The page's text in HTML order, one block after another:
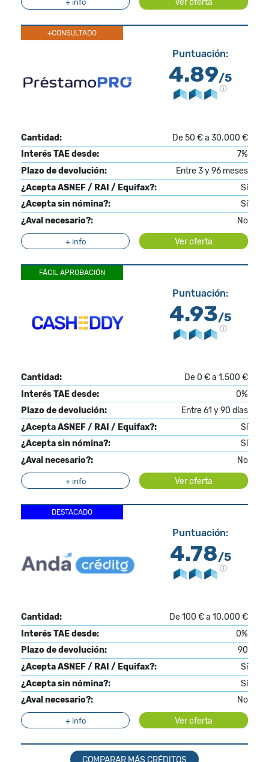
+ info
+CONSULTADO
Puntuación:
4.89/5
Cantidad:
De 50 € a 30.000 €
Interés TAE desde:
7%
Plazo de devolución:
Entre 3 y 96 meses
¿Acepta ASNEF / RAI / Equifax?:
Sí
¿Acepta sin nómina?:
Sí
¿Aval necesario?:
No
+ info Ver oferta
FÁCIL APROBACIÓN
Puntuación:
4.93/5
Cantidad:
De 0 € a 1.500 €
Interés TAE desde:
0%
Plazo de devolución:
Entre 61 y 90 días
¿Acepta ASNEF / RAI / Equifax?:
Sí
¿Acepta sin nómina?:
Sí
¿Aval necesario?:
No
+ info Ver oferta
DESTACADO
Puntuación:
4.78/5
Cantidad:
De 100 € a 10.000 €
Interés TAE desde:
0%
Plazo de devolución:
90
¿Acepta ASNEF / RAI / Equifax?:
Sí
¿Acepta sin nómina?:
Sí
¿Aval necesario?:
No
+ info Ver oferta